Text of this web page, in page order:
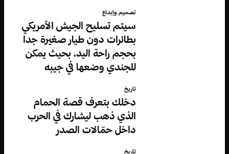
تصميم وإبداع
سيتم تسليح الجيش الأمريكي
بطائرات دون طيار صغيرة جدا
بحجم راحة اليد، بحيث يمكن
للجندي وضعها في جيبه
تاريخ
دخلك بتعرف قصة الحمام
الذي ذهب ليشارك في الحرب
داخل حمّالات الصدر
تاريخ